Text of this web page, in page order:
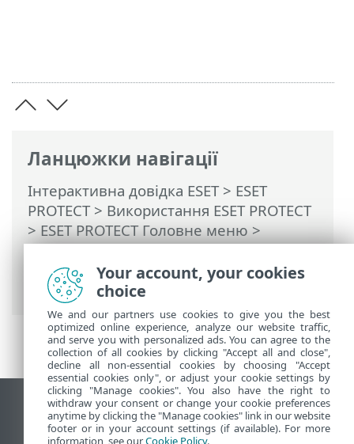
Ланцюжки навігації
Інтерактивна довідка ESET> ESET
PROTECT> Використання ESET PROTECT
> ESET PROTECT Головне меню>
Завдання>Завдання клієнта>
Перевірити наявність оновлень
програми
Переглянути повну версію
End of Life
Your account, your cookies
choice
We and our partners use cookies to give you the best
optimized online experience, analyze our website traffic,
and serve you with personalized ads. You can agree to the
collection of all cookies by clicking "Accept all and close",
decline all non-essential cookies by choosing "Accept
essential cookies only", or adjust your cookie settings by
clicking "Manage cookies". You also have the right to
withdraw your consent or change your cookie preferences
anytime by clicking the "Manage cookies" link in our website
footer or in your account settings (if available). For more
information, see ourCookie Policy.